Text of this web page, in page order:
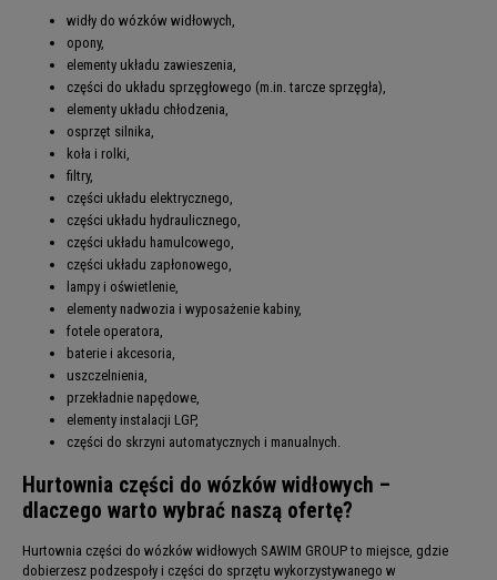
widły do wózków widłowych,
opony,
elementy układu zawieszenia,
części do układu sprzęgłowego (m.in. tarcze sprzęgła),
elementy układu chłodzenia,
osprzęt silnika,
koła i rolki,
filtry,
części układu elektrycznego,
części układu hydraulicznego,
części układu hamulcowego,
części układu zapłonowego,
lampy i oświetlenie,
elementy nadwozia i wyposażenie kabiny,
fotele operatora,
baterie i akcesoria,
uszczelnienia,
przekładnie napędowe,
elementy instalacji LGP,
części do skrzyni automatycznych i manualnych.
Hurtownia części do wózków widłowych –
dlaczego warto wybrać naszą ofertę?
Hurtownia części do wózków widłowych SAWIM GROUP to miejsce, gdzie
dobierzesz podzespoły i części do sprzętu wykorzystywanego w